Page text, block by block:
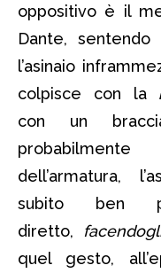
oppositivo è il
Dante,
l’asinaio
colpisce con la
con un
probabilmente
dell’armatura,
subito ben
diretto,
quel gesto,